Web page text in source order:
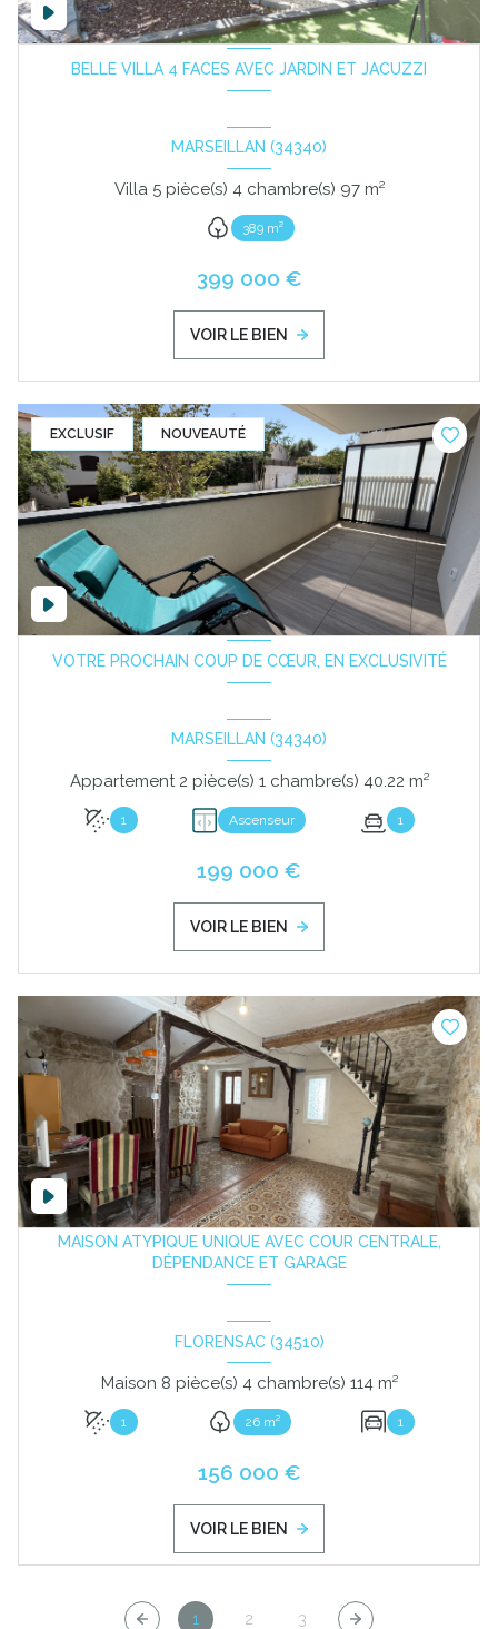
BELLE VILLA 4 FACES AVEC JARDIN ET JACUZZI
MARSEILLAN (34340)
Villa 5 pièce(s) 4 chambre(s) 97 m²
389 m²
399 000 €
VOIR LE BIEN
EXCLUSIF NOUVEAUTÉ
VOTRE PROCHAIN COUP DE CŒUR, EN EXCLUSIVITÉ
MARSEILLAN (34340)
Appartement 2 pièce(s) 1 chambre(s) 40.22 m²
1 Ascenseur 1
199 000 €
VOIR LE BIEN
MAISON ATYPIQUE UNIQUE AVEC COUR CENTRALE,
DÉPENDANCE ET GARAGE
FLORENSAC (34510)
Maison 8 pièce(s) 4 chambre(s) 114 m²
1 26 m² 1
156 000 €
VOIR LE BIEN
1 2 3